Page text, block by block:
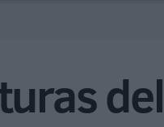
del